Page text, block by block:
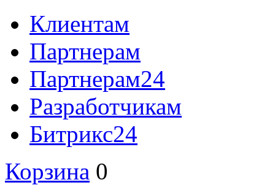
Клиентам
Партнерам
Партнерам24
Разработчикам
Битрикс24
Корзина 0